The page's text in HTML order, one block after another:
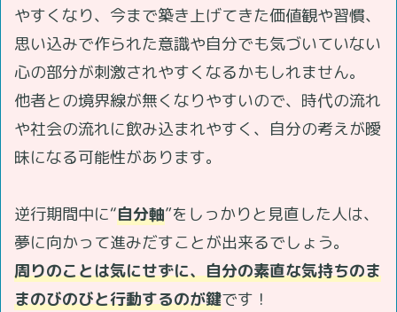
やすくなり、今まで築き上げてきた価値観や習慣、
思い込みで作られた意識や自分でも気づいていない
心の部分が刺激されやすくなるかもしれません。
他者との境界線が無くなりやすいので、時代の流れ
や社会の流れに飲み込まれやすく、自分の考えが曖
昧になる可能性があります。
逆行期間中に“自分軸”をしっかりと見直した人は、
夢に向かって進みだすことが出来るでしょう。
周りのことは気にせずに、自分の素直な気持ちのま
まのびのびと行動するのが鍵です！